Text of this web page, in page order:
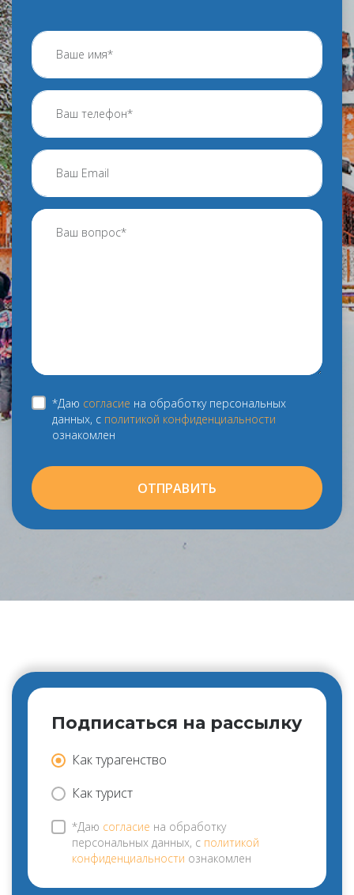
*Даю согласие на обработку персональных
данных, с политикой конфиденциальности
ознакомлен
ОТПРАВИТЬ
Подписаться на рассылку
Как турагенство
Как турист
*Даю согласие на обработку
персональных данных, с политикой
конфиденциальности ознакомлен